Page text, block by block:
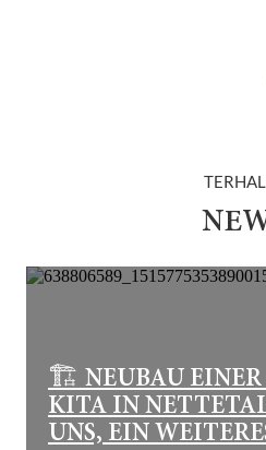
🏗️ NEUBAU EINER
KITA IN
UNS, EIN